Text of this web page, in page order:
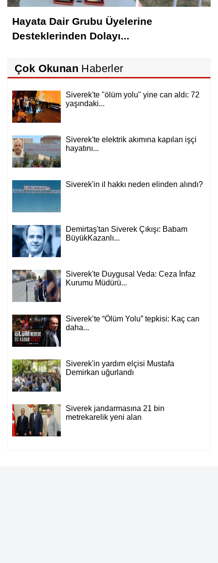
Hayata Dair Grubu Üyelerine
Desteklerinden Dolayı...
Çok Okunan Haberler
Siverek'te "ölüm yolu" yine can aldı: 72
yaşındaki...
Siverek'te elektrik akımına kapılan işçi
hayatını...
Siverek'in il hakkı neden elinden alındı?
Demirtaş'tan Siverek Çıkışı: Babam
BüyükKazanlı...
Siverek'te Duygusal Veda: Ceza İnfaz
Kurumu Müdürü...
Siverek’te “Ölüm Yolu” tepkisi: Kaç can
daha...
Siverek'in yardım elçisi Mustafa
Demirkan uğurlandı
Siverek jandarmasına 21 bin
metrekarelik yeni alan